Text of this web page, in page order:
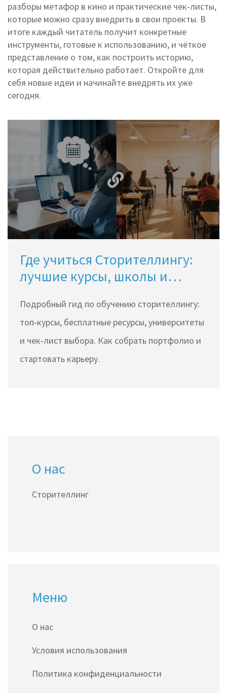
разборы метафор в кино и практические чек‑листы,
которые можно сразу внедрить в свои проекты. В
итоге каждый читатель получит конкретные
инструменты, готовые к использованию, и чёткое
представление о том, как построить историю,
которая действительно работает. Откройте для
себя новые идеи и начинайте внедрять их уже
сегодня.
Где учиться Сторителлингу:
лучшие курсы, школы и
Подробный гид по обучению сторителлингу:
топ‑курсы, бесплатные ресурсы, университеты
и чек‑лист выбора. Как собрать портфолио и
стартовать карьеру.
О нас
Сторителлинг
Меню
О нас
Условия использования
Политика конфиденциальности